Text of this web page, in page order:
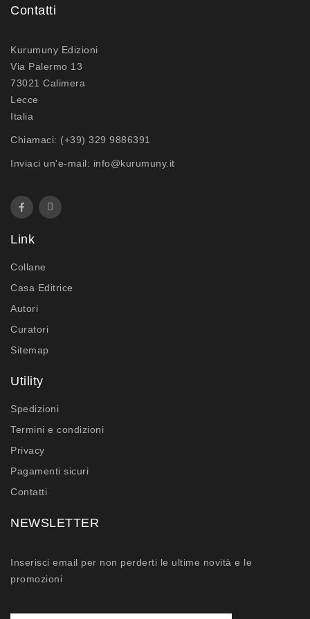
Contatti
Kurumuny Edizioni
Via Palermo 13
73021 Calimera
Lecce
Italia
Chiamaci: (+39) 329 9886391
Inviaci un'e-mail: info@kurumuny.it
Link
Collane
Casa Editrice
Autori
Curatori
Sitemap
Utility
Spedizioni
Termini e condizioni
Privacy
Pagamenti sicuri
Contatti
NEWSLETTER
Inserisci email per non perderti le ultime novità e le
promozioni